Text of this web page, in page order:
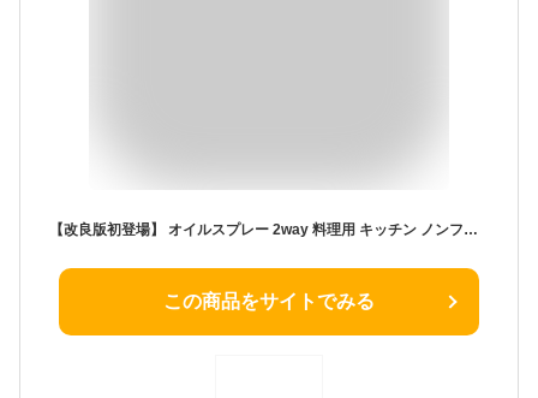
【改良版初登場】 オイルスプレー 2way 料理用 キッチン ノンフライヤー オイルスプレー 霧吹き スプレーボトル 極細ミスト スプレー容器 650ml ミストスプレー オイルボトル 自動開閉 油さし 液だれしない 漏れ防止 透明 オイル差し 醤油調味料 スプレ 調味料入れ
この商品をサイトでみる